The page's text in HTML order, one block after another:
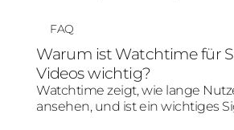
Entscheidungsphase definiert.
Media-Kampagnen reicht
nicht aus; entscheidend ist,
Botschaften für diese Menschen
FAQ
Warum ist Watchtime für
Videos wichtig?
Watchtime zeigt, wie lange
ansehen, und ist ein wichtiges